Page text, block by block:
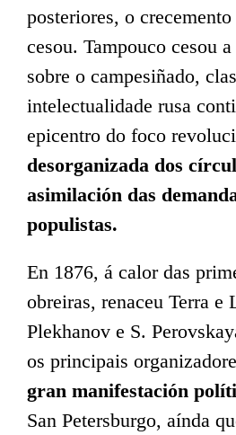
posteriores, o
cesou. Tampouco cesou
sobre o campesiñado,
intelectualidade rusa
epicentro do foco
desorganizada dos
asimilación das
populistas.
En 1876, á calor das
obreiras, renaceu Terra e
Plekhanov e S.
os principais
gran manifestación
San Petersburgo, aínda